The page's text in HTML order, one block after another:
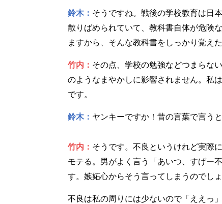
鈴木： そうですね。戦後の学校教育は日
散りばめられていて、教科書自体が危険
ますから、そんな教科書をしっかり覚え
竹内： その点、学校の勉強などつまらな
のようなまやかしに影響されません。私
です。
鈴木： ヤンキーですか！昔の言葉で言う
竹内： そうです。不良というけれど実際
モテる。男がよく言う「あいつ、すげー
す。嫉妬心からそう言ってしまうのでしょ
不良は私の周りには少ないので「ええっ